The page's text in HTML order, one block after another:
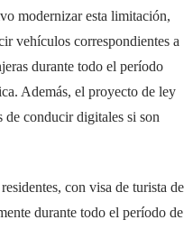
modernizar esta limitación,
vehículos correspondientes a
durante todo el período
Además, el proyecto de ley
de conducir digitales si son
con visa de turista de
durante todo el período de